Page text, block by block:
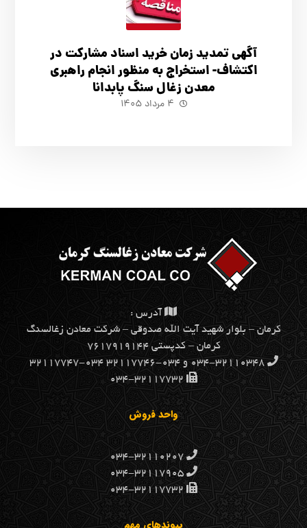
آگهي تمدید زمان خرید اسناد مشارکت در
اکتشاف- استخراج به منظور انجام راهبری
معدن زغال سنگ پابدانا
۴ مرداد ۱۴۰۵
آدرس :
كرمان – بلوار شهيد آيت الله صدوقي – شركت معادن زغالسنگ
كرمان – کدپستی ۷۶۱۷۹۱۹۱۴۴
۰۳۴-۳۲۱۱۰۳۴۸ و ۰۳۴-۳۲۱۱۷۷۴۶ ۰۳۴-۳۲۱۱۷۷۴۷
۰۳۴-۳۲۱۱۷۷۳۲
واحد فروش
۰۳۴-۳۲۱۱۰۲۰۷
۰۳۴-۳۲۱۱۷۹۰۵
۰۳۴-۳۲۱۱۷۷۳۲
پیوندهای مهم